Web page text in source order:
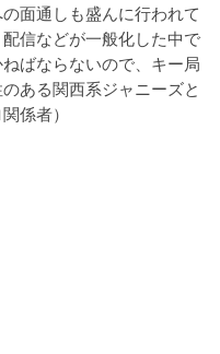
面通しも盛んに行われて
信などが一般化した中で
ばならないので、キー局
ある関西系ジャニーズと
係者）